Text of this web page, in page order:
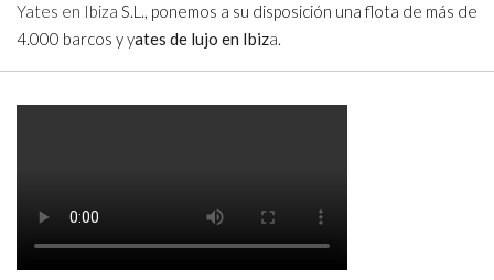
Yates en Ibiza S.L., ponemos a su disposición una flota de más de
4.000 barcos yyates de lujo en Ibiza.